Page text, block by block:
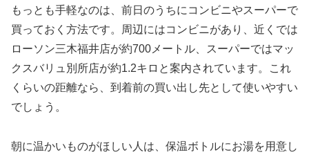
もっとも手軽なのは、前日のうちにコンビニやスーパーで
買っておく方法です。周辺にはコンビニがあり、近くでは
ローソン三木福井店が約700メートル、スーパーではマッ
クスバリュ別所店が約1.2キロと案内されています。これ
くらいの距離なら、到着前の買い出し先として使いやすい
でしょう。
朝に温かいものがほしい人は、保温ボトルにお湯を用意し